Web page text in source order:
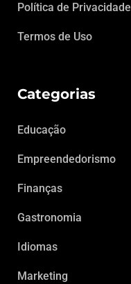
Política de Privacidade
Termos de Uso
Categorias
Educação
Empreendedorismo
Finanças
Gastronomia
Idiomas
Marketing